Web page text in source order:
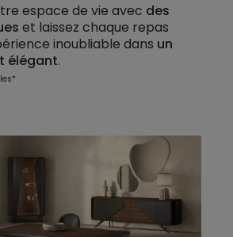
espace de vie avec des
et laissez chaque repas
inoubliable dans un
élégant.